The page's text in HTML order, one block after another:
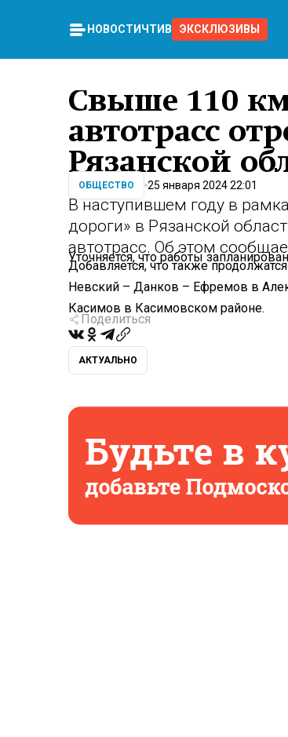
НОВОСТИ ЧТИВО ЭКСКЛЮЗИВЫ
Свыше 110
автотрасс
Рязанской
ОБЩЕСТВО 25 января 2024 22:01
В наступившем году в
дороги» в Рязанской
автотрасс. Об этом
Уточняется, что работы
Добавляется, что также
Невский – Данков – Ефремов в
Касимов в Касимовском районе.
Поделиться
АКТУАЛЬНО